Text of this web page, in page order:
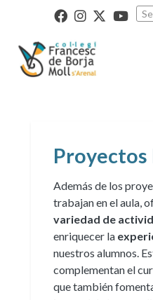
Proyectos
Además de los
trabajan en el aula,
variedad de
enriquecer la
nuestros alumnos.
complementan el
que también